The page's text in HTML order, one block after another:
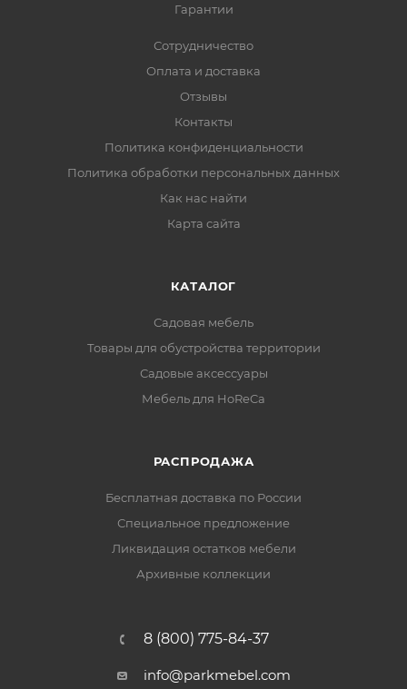
Гарантии
Сотрудничество
Оплата и доставка
Отзывы
Контакты
Политика конфиденциальности
Политика обработки персональных данных
Как нас найти
Карта сайта
КАТАЛОГ
Садовая мебель
Товары для обустройства территории
Садовые аксессуары
Мебель для HoReCa
РАСПРОДАЖА
Бесплатная доставка по России
Специальное предложение
Ликвидация остатков мебели
Архивные коллекции
8 (800) 775-84-37
info@parkmebel.com